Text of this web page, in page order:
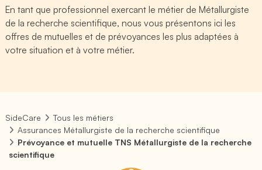
En tant que professionnel exercant le métier de Métallurgiste
de la recherche scientifique, nous vous présentons ici les
offres de mutuelles et de prévoyances les plus adaptées à
votre situation et à votre métier.
SideCare
Tous les métiers
Assurances Métallurgiste de la recherche scientifique
Prévoyance et mutuelle TNS Métallurgiste de la recherche
scientifique